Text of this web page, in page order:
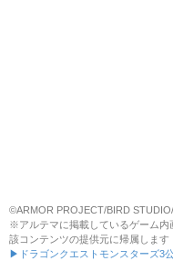
©ARMOR PROJECT/BIRD
※アルテマに掲載しているゲーム内
該コンテンツの提供元に帰属します
▶ドラゴンクエストモンスターズ3